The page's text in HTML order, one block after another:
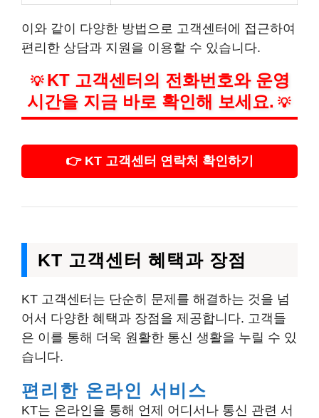
이와 같이 다양한 방법으로 고객센터에 접근하여
편리한 상담과 지원을 이용할 수 있습니다.
💡 KT 고객센터의 전화번호와 운영
시간을 지금 바로 확인해 보세요. 💡
👉 KT 고객센터 연락처 확인하기
KT 고객센터 혜택과 장점
KT 고객센터는 단순히 문제를 해결하는 것을 넘
어서 다양한 혜택과 장점을 제공합니다. 고객들
은 이를 통해 더욱 원활한 통신 생활을 누릴 수 있
습니다.
편리한 온라인 서비스
KT는 온라인을 통해 언제 어디서나 통신 관련 서